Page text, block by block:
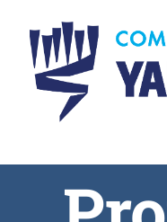
content